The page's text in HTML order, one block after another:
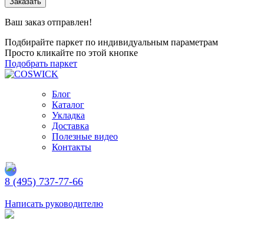
Ваш заказ отправлен!
Подбирайте паркет по индивидуальным параметрам
Просто кликайте по этой кнопке
Подобрать паркет
Блог
Каталог
Укладка
Доставка
Полезные видео
Контакты
8 (495) 737-77-66
Написать руководителю